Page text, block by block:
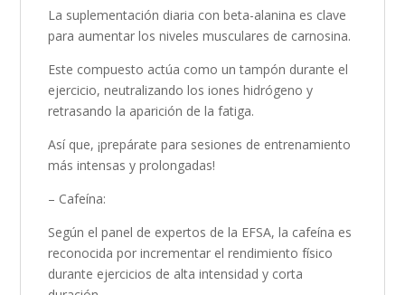
La suplementación diaria con beta-alanina es clave
para aumentar los niveles musculares de carnosina.
Este compuesto actúa como un tampón durante el
ejercicio, neutralizando los iones hidrógeno y
retrasando la aparición de la fatiga.
Así que, ¡prepárate para sesiones de entrenamiento
más intensas y prolongadas!
– Cafeína:
Según el panel de expertos de la EFSA, la cafeína es
reconocida por incrementar el rendimiento físico
durante ejercicios de alta intensidad y corta